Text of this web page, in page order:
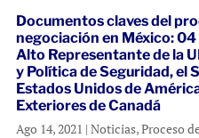
Documentos claves del
negociación en México:
Alto Representante de la
y Política de Seguridad, el
Estados Unidos de
Exteriores de Canadá
Ago 14, 2021 | Noticias,Proceso